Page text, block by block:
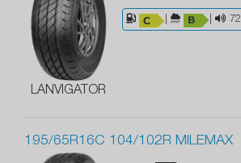
LANVIGATOR
72
195/65R16C 104/102R MILEMAX